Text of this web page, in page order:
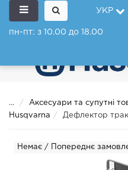
УКР
пн-пт: з 10.00 до 18.00
...
Аксесуари та супутні
Husqvarna
Дефлектор
Немає / Попереднє